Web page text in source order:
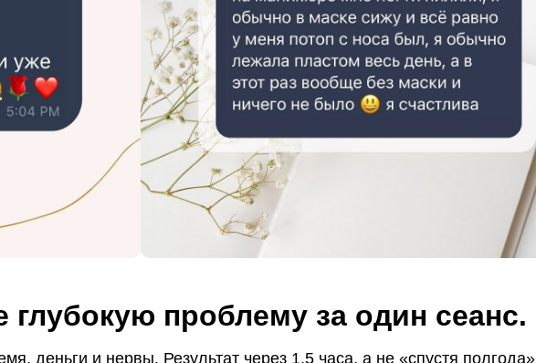
глубокую проблему за один сеанс.
деньги и нервы. Результат через 1,5 часа, а не «спустя полгода»